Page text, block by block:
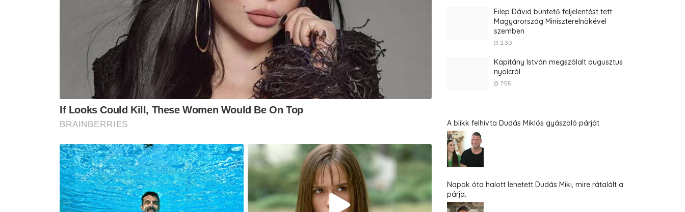
Filep Dávid büntető feljelentést tett
Magyarország Miniszterelnökével
szemben
2:30
Kapitány István megszólalt augusztus
nyolcról
7:55
A blikk felhívta Dudás Miklós gyászoló párját
Napok óta halott lehetett Dudás Miki, mire rátalált a
párja.